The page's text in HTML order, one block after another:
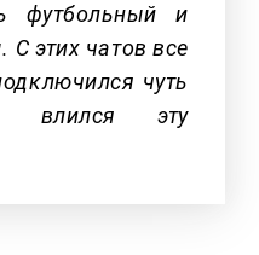
футбольный и
этих чатов все
чуть
эту